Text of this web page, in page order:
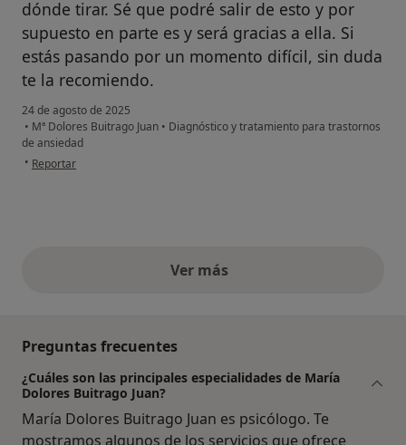
dónde tirar. Sé que podré salir de esto y por
supuesto en parte es y será gracias a ella. Si
estás pasando por un momento difícil, sin duda
te la recomiendo.
24 de agosto de 2025
• Mª Dolores Buitrago Juan • Diagnóstico y tratamiento para trastornos
de ansiedad
• en opinión del usuario M.I.R.J
Reportar
Ver másopiniones anteriores
Preguntas frecuentes
¿Cuáles son las principales especialidades de María
Dolores Buitrago Juan?
María Dolores Buitrago Juan es psicólogo. Te
mostramos algunos de los servicios que ofrece